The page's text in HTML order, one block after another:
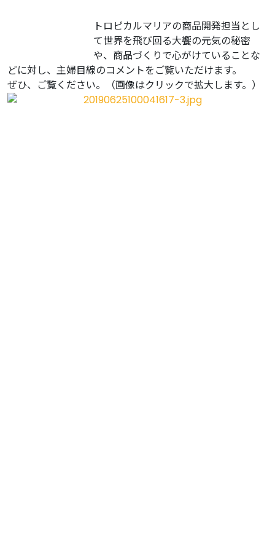
トロピカルマリアの商品開発担当とし
て世界を飛び回る大饗の元気の秘密
や、商品づくりで心がけていることな
どに対し、主婦目線のコメントをご覧いただけます。
ぜひ、ご覧ください。（画像はクリックで拡大します。）